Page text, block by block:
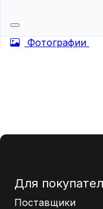
Фотографии
Для
Поставщики